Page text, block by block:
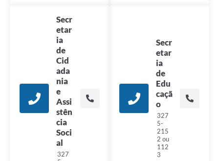
Secr
etar
ia
de
Cid
ada
nia
e
Assi
stên
cia
Soci
al
327
Secr
etar
ia
de
Edu
caçã
o
327
5-
215
2 ou
112
3